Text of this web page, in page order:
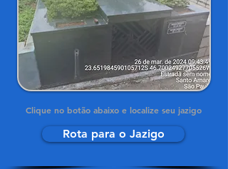
Clique no botão abaixo e localize seu jazigo
Rota para o Jazigo